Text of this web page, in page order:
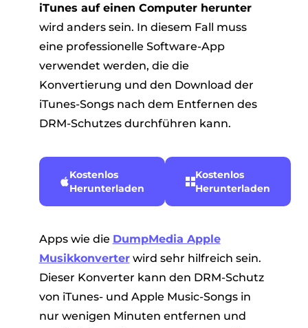
iTunes auf einen Computer herunter
wird anders sein. In diesem Fall muss
eine professionelle Software-App
verwendet werden, die die
Konvertierung und den Download der
iTunes-Songs nach dem Entfernen des
DRM-Schutzes durchführen kann.
Kostenlos
Herunterladen
Kostenlos
Herunterladen
Apps wie die DumpMedia Apple
Musikkonverterwird sehr hilfreich sein.
Dieser Konverter kann den DRM-Schutz
von iTunes- und Apple Music-Songs in
nur wenigen Minuten entfernen und